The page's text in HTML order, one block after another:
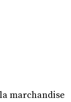
marchandise